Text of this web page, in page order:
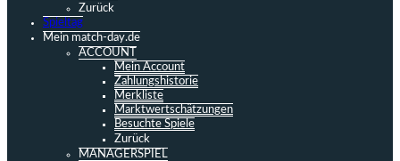
Zurück
Spieltag
Mein match-day.de
ACCOUNT
Mein Account
Zahlungshistorie
Merkliste
Marktwertschätzungen
Besuchte Spiele
Zurück
MANAGERSPIEL